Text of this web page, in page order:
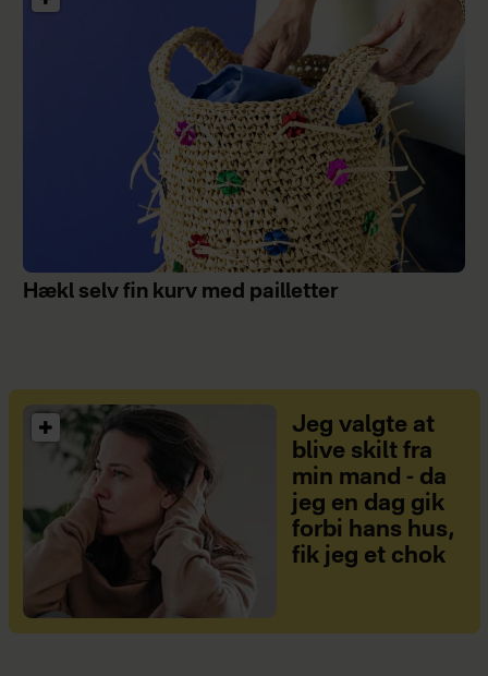
Hækl selv fin kurv med pailletter
Jeg valgte at
blive skilt fra
min mand - da
jeg en dag gik
forbi hans hus,
fik jeg et chok